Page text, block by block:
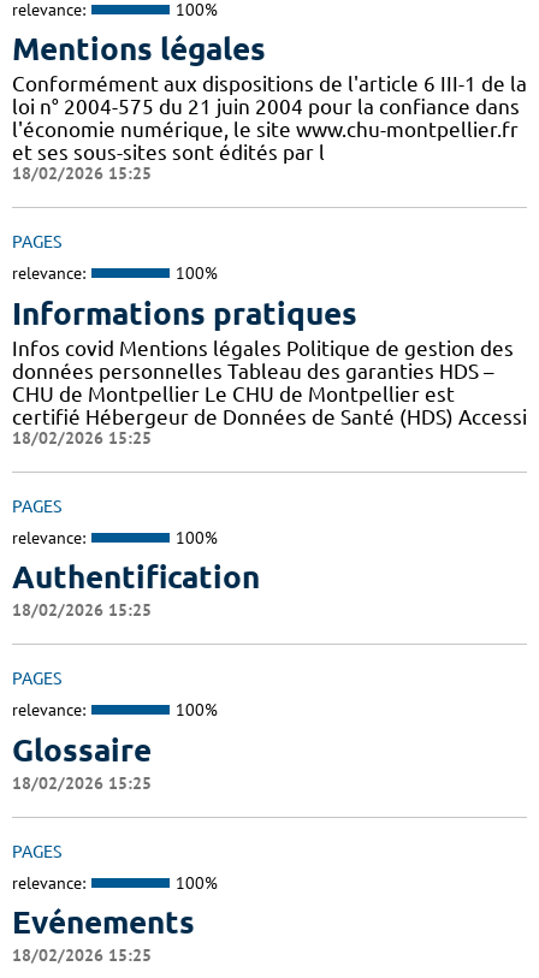
relevance: 100%
Mentions légales
Conformément aux dispositions de l'article 6 III-1 de la
loi n° 2004-575 du 21 juin 2004 pour la confiance dans
l'économie numérique, le site www.chu-montpellier.fr
et ses sous-sites sont édités par l
18/02/2026 15:25
PAGES
relevance: 100%
Informations pratiques
Infos covid Mentions légales Politique de gestion des
données personnelles Tableau des garanties HDS –
CHU de Montpellier Le CHU de Montpellier est
certifié Hébergeur de Données de Santé (HDS) Accessi
18/02/2026 15:25
PAGES
relevance: 100%
Authentification
18/02/2026 15:25
PAGES
relevance: 100%
Glossaire
18/02/2026 15:25
PAGES
relevance: 100%
Evénements
18/02/2026 15:25